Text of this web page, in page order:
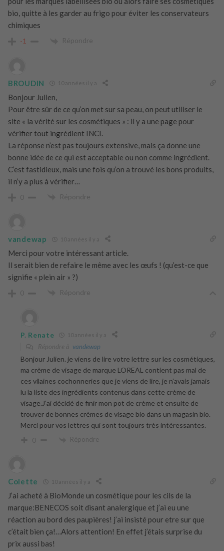
bio, quitte à les garder au frigo pour éviter les conservateurs
chimiques
-1 Répondre
BROUDIN 10 années il y a
Bonjour Julien,
Pour être sûr de ce qu’on met sur sa peau, on peut utiliser le
site « la vérité sur les cosmétiques » : il y a une page pour
vérifier tout ingrédient INCI.
La réponse n’est pas toujours extensive, mais ça donne une
bonne idée de ce qui est acceptable ou non comme ingrédient.
C’est fastidieux, mais une fois qu’on a trouvé les bons produits,
il n’y a plus à vérifier…
0 Répondre
vandewap 10 années il y a
Merci pour votre intéressant article.
Il serait bien de refaire le même avec les œufs ! (qu’est-ce que
signifie « plein air » ?)
0 Répondre
P. Renate 10 années il y a
Répondre à vandewap
Bonjour Julien. je viens de lire votre lettre sur les cosmétiques,
ma crème de visage de marque LOREAL contient pas mal de
ces vilaines cochonneries que je viens de lire, je n’avais jamais
lu la liste des ingrédients contenus dans cette crème de
visage.J’ai décidé de finir mon pot de crème et ensuite de
trouver de bonnes crèmes de visage bio dans un magasin bio.
Merci pour vos lettres qui sont toujours très intéressantes.
0 Répondre
Colette 10 années il y a
J’ai acheté à BioMonde un cosmétique pour les cils de la
marque:BENECOS soit disant analergique et j’ai eu une
réaction au bord des paupières! j’ai insisté pour etre sur que
c’était bien ça!…Alors attention! En effet j’étais surprise du
prix aussi bas!